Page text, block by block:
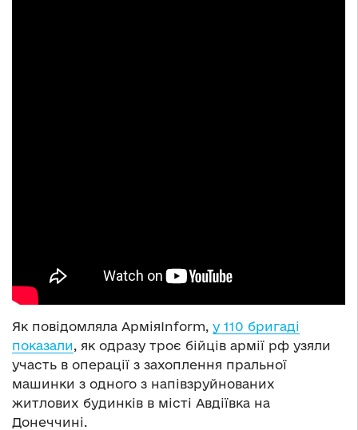
Як повідомляла АрміяInform, у 110 бригаді
показали, як одразу троє бійців армії рф узяли
участь в операції з захоплення пральної
машинки з одного з напівзруйнованих
житлових будинків в місті Авдіївка на
Донеччині.